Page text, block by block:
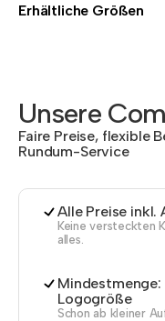
Erhältliche Größen
Unsere
Faire Preise, flexible
Rundum-Service
Alle Preise inkl.
Keine versteckten
alles.
Mindestmenge:
Logogröße
Schon ab kleiner